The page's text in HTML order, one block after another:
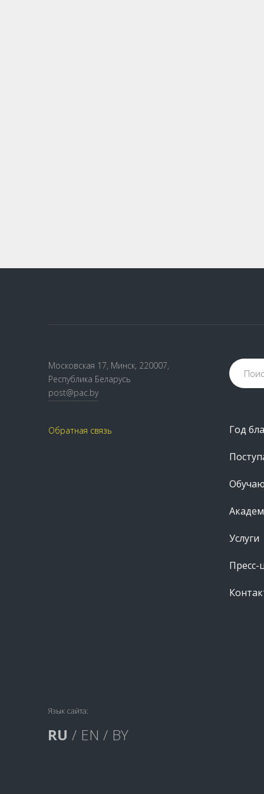
Московская 17, Минск, 220007,
Республика Беларусь
post@pac.by
Обратная связь Год
Услуги
Пресс-
Язык сайта:
RU / EN / BY